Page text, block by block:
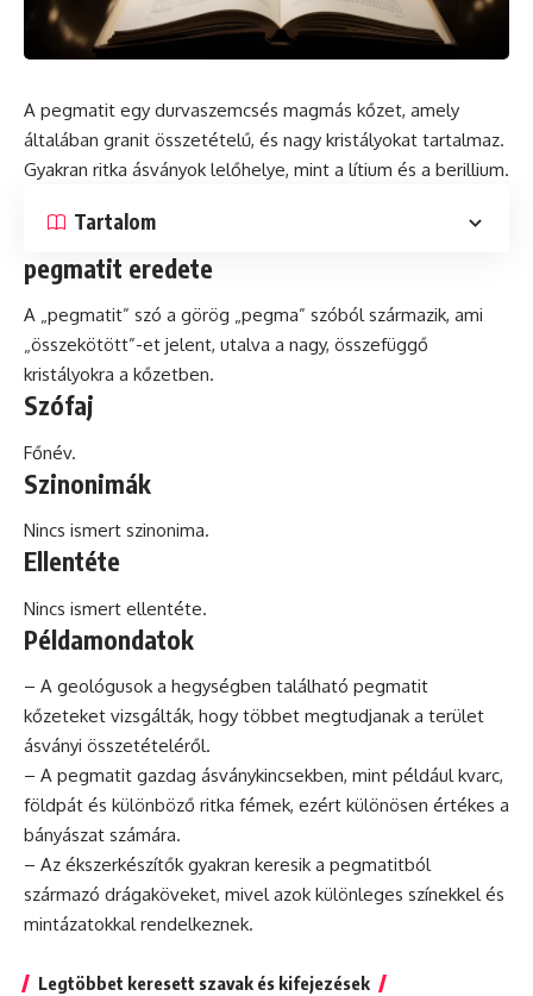
A pegmatit egy durvaszemcsés magmás kőzet, amely
általában granit összetételű, és nagy kristályokat tartalmaz.
Gyakran ritka ásványok lelőhelye, mint a lítium és a berillium.
Tartalom
pegmatit eredete
A „pegmatit” szó a görög „pegma” szóból származik, ami
„összekötött”-et jelent, utalva a nagy, összefüggő
kristályokra a kőzetben.
Szófaj
Főnév.
Szinonimák
Nincs ismert szinonima.
Ellentéte
Nincs ismert ellentéte.
Példamondatok
– A geológusok a hegységben található pegmatit
kőzeteket vizsgálták, hogy többet megtudjanak a terület
ásványi összetételéről.
– A pegmatit gazdag ásványkincsekben, mint például kvarc,
földpát és különböző ritka fémek, ezért különösen értékes a
bányászat számára.
– Az ékszerkészítők gyakran keresik a pegmatitból
származó drágaköveket, mivel azok különleges színekkel és
mintázatokkal rendelkeznek.
Legtöbbet keresett szavak és kifejezések